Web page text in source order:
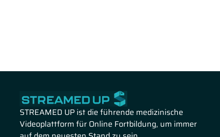
STREAMED UP ist die führende medizinische
Videoplattform für Online Fortbildung, um immer